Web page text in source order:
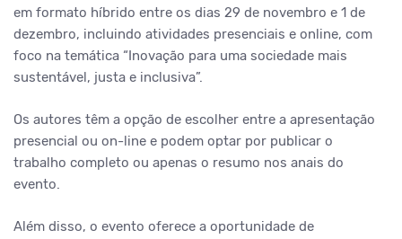
em formato híbrido entre os dias 29 de novembro e 1 de
dezembro, incluindo atividades presenciais e online, com
foco na temática “Inovação para uma sociedade mais
sustentável, justa e inclusiva”.
Os autores têm a opção de escolher entre a apresentação
presencial ou on-line e podem optar por publicar o
trabalho completo ou apenas o resumo nos anais do
evento.
Além disso, o evento oferece a oportunidade de